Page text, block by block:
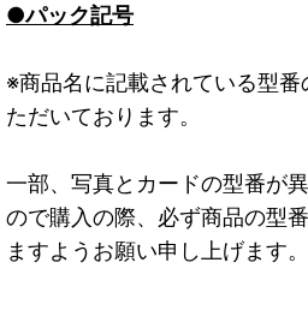
●パック記号
※商品名に記載されている型
ただいております。
一部、写真とカードの型番が
ので購入の際、必ず商品の型
ますようお願い申し上げます。